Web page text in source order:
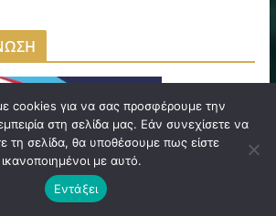
cookies για να σας προσφέρουμε την
στη σελίδα μας. Εάν συνεχίσετε να
τη σελίδα, θα υποθέσουμε πως είστε
ικανοποιημένοι με αυτό.
Εντάξει